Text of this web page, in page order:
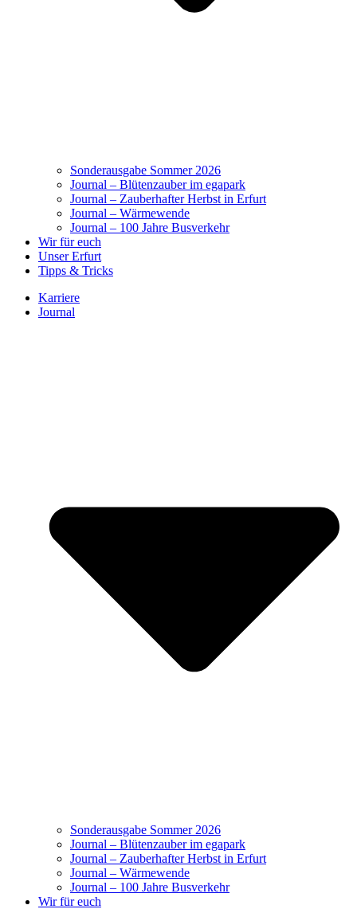
Sonderausgabe Sommer 2026
Journal – Blütenzauber im egapark
Journal – Zauberhafter Herbst in Erfurt
Journal – Wärmewende
Journal – 100 Jahre Busverkehr
Wir für euch
Unser Erfurt
Tipps & Tricks
Karriere
Journal
Sonderausgabe Sommer 2026
Journal – Blütenzauber im egapark
Journal – Zauberhafter Herbst in Erfurt
Journal – Wärmewende
Journal – 100 Jahre Busverkehr
Wir für euch